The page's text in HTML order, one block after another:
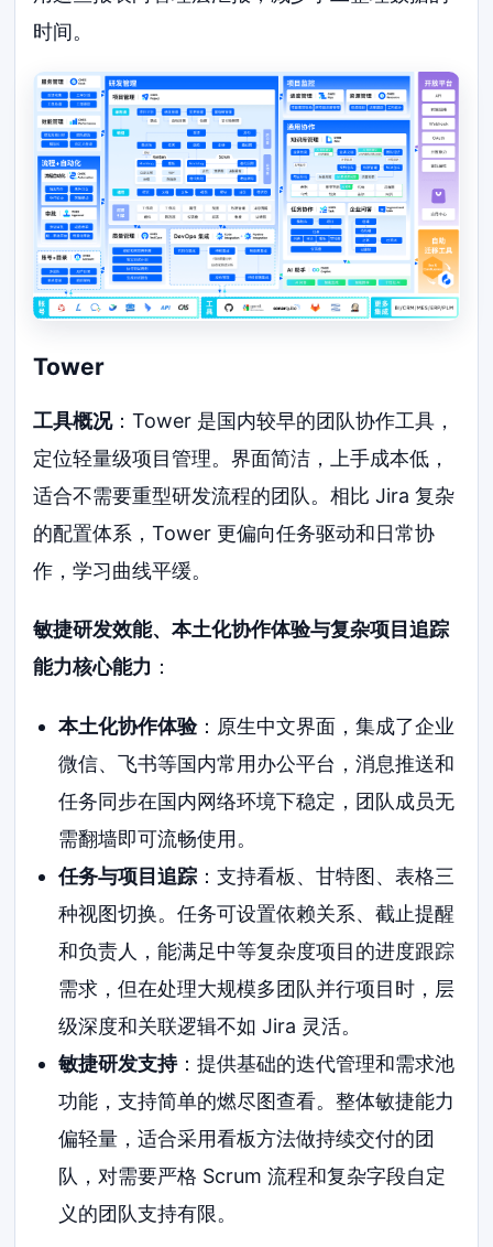
时间。
Tower
工具概况：Tower 是国内较早的团队协作工具，
定位轻量级项目管理。界面简洁，上手成本低，
适合不需要重型研发流程的团队。相比 Jira 复杂
的配置体系，Tower 更偏向任务驱动和日常协
作，学习曲线平缓。
敏捷研发效能、本土化协作体验与复杂项目追踪
能力核心能力 ：
本土化协作体验：原生中文界面，集成了企业
微信、飞书等国内常用办公平台，消息推送和
任务同步在国内网络环境下稳定，团队成员无
需翻墙即可流畅使用。
任务与项目追踪：支持看板、甘特图、表格三
种视图切换。任务可设置依赖关系、截止提醒
和负责人，能满足中等复杂度项目的进度跟踪
需求，但在处理大规模多团队并行项目时，层
级深度和关联逻辑不如 Jira 灵活。
敏捷研发支持：提供基础的迭代管理和需求池
功能，支持简单的燃尽图查看。整体敏捷能力
偏轻量，适合采用看板方法做持续交付的团
队，对需要严格 Scrum 流程和复杂字段自定
义的团队支持有限。